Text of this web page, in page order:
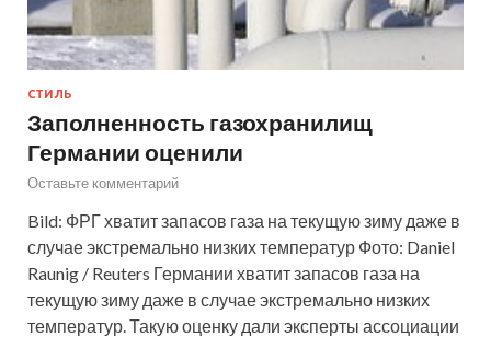
СТИЛЬ
Заполненность газохранилищ
Германии оценили
Оставьте комментарий
Bild: ФРГ хватит запасов газа на текущую зиму даже в
случае экстремально низких температур Фото: Daniel
Raunig / Reuters Германии хватит запасов газа на
текущую зиму даже в случае экстремально низких
температур. Такую оценку дали эксперты ассоциации